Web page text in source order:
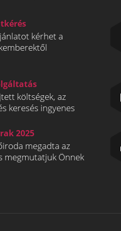
kérhet a
költségek, az
keresés ingyenes
2025
megadta az
megmutatjuk Önnek